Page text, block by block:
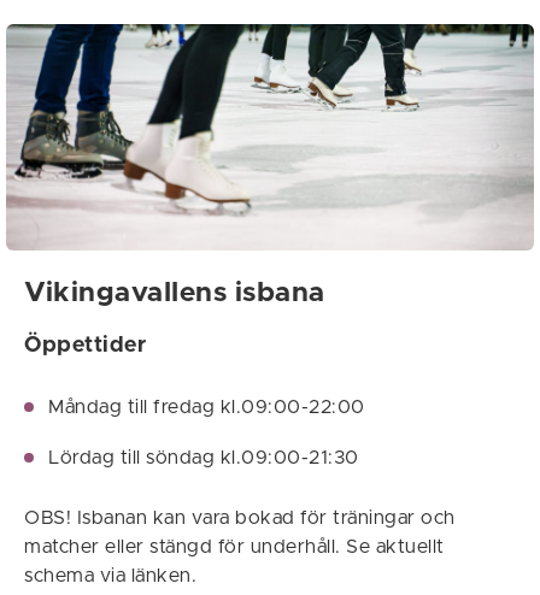
Vikingavallens isbana
Öppettider
Måndag till fredag kl.09:00-22:00
Lördag till söndag kl.09:00-21:30
OBS! Isbanan kan vara bokad för träningar och
matcher eller stängd för underhåll. Se aktuellt
schema via länken.